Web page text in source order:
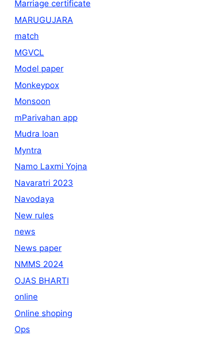
Marriage certificate
MARUGUJARA
match
MGVCL
Model paper
Monkeypox
Monsoon
mParivahan app
Mudra loan
Myntra
Namo Laxmi Yojna
Navaratri 2023
Navodaya
New rules
news
News paper
NMMS 2024
OJAS BHARTI
online
Online shoping
Ops